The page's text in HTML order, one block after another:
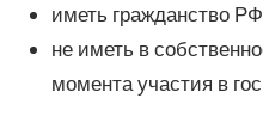
иметь гражданство
не иметь в
момента участия в